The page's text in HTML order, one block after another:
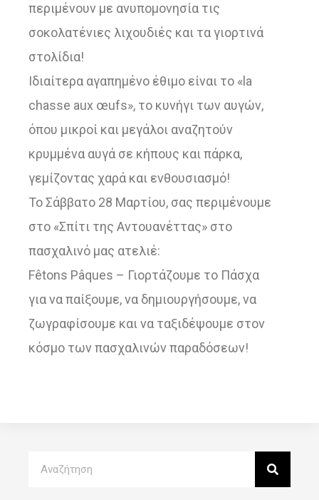
περιμένουν με ανυπομονησία τις
σοκολατένιες λιχουδιές και τα γιορτινά
στολίδια!
Ιδιαίτερα αγαπημένο έθιμο είναι το «la
chasse aux œufs», το κυνήγι των αυγών,
όπου μικροί και μεγάλοι αναζητούν
κρυμμένα αυγά σε κήπους και πάρκα,
γεμίζοντας χαρά και ενθουσιασμό!
Το Σάββατο 28 Μαρτίου, σας περιμένουμε
στο «Σπίτι της Αντουανέττας» στο
πασχαλινό μας ατελιέ:
Fêtons Pâques – Γιορτάζουμε το Πάσχα
για να παίξουμε, να δημιουργήσουμε, να
ζωγραφίσουμε και να ταξιδέψουμε στον
κόσμο των πασχαλινών παραδόσεων!